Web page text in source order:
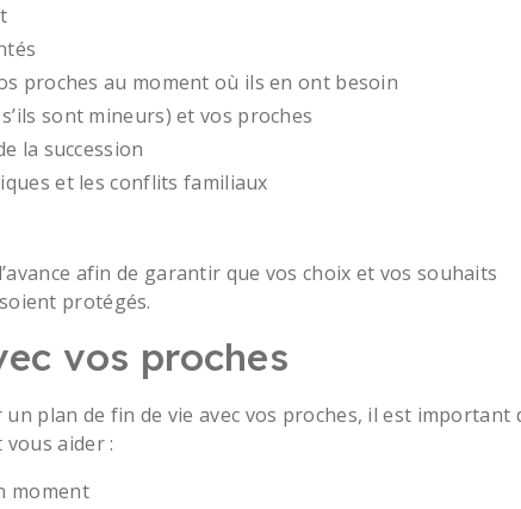
proches au moment où ils en ont besoin
sont mineurs) et vos proches
la succession
et les conflits familiaux
afin de garantir que vos choix et vos souhaits
protégés.
vos proches
plan de fin de vie avec vos proches, il est important
aider :
moment